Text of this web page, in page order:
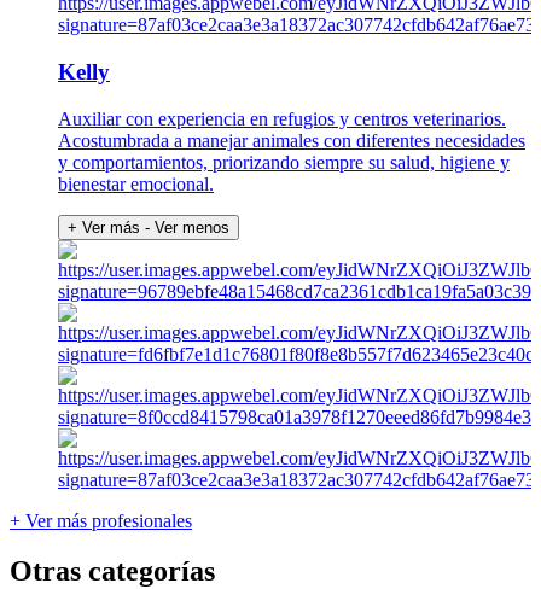
Kelly
Auxiliar con experiencia en refugios y centros veterinarios.
Acostumbrada a manejar animales con diferentes necesidades
y comportamientos, priorizando siempre su salud, higiene y
bienestar emocional.
+ Ver más - Ver menos
+ Ver más profesionales
Otras categorías